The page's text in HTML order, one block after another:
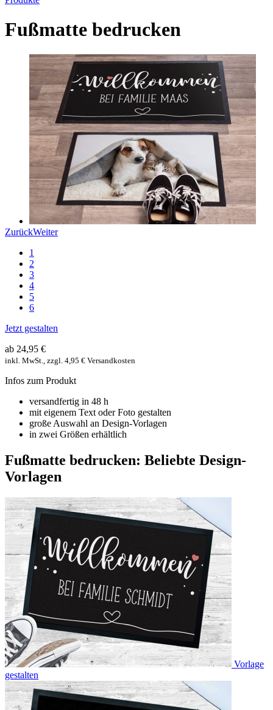
Fußmatte bedrucken
ZurückWeiter
1
2
3
4
5
6
Jetzt gestalten
ab 24,95 €
inkl. MwSt., zzgl. 4,95 € Versandkosten
Infos zum Produkt
versandfertig in 48 h
mit eigenem Text oder Foto gestalten
große Auswahl an Design-Vorlagen
in zwei Größen erhältlich
Fußmatte bedrucken: Beliebte Design-
Vorlagen
Vorlage
gestalten